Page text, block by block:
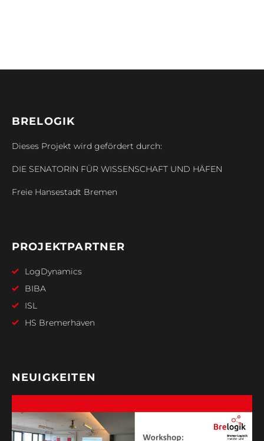
BRELOGIK
Dieses Projekt wird gefördert durch:
DIE SENATORIN FÜR WISSENSCHAFT UND HÄFEN
Freie Hansestadt Bremen
PROJEKTPARTNER
LogDynamics
BIBA
ISL
HS Bremerhaven
NEUIGKEITEN